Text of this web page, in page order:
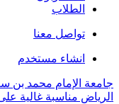
الطلاب
تواصل معنا
انشاء مستخدم
جامعة الإمام محمد بن
الرياض مناسبة غالية